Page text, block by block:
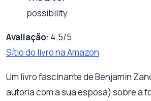
possibility
Avaliação: 4.5/5
Sítio do livro na Amazon
Um livro fascinante de Benjamin
autoria com a sua esposa) sobre a